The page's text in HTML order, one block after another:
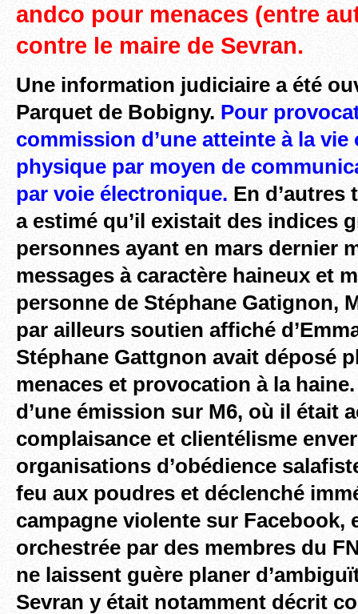
andco pour menaces (entre
contre le maire de Sevran.
Une information judiciaire a été
Parquet de Bobigny. Pour
commission d’une atteinte à la vie
physique par moyen de
par voie électronique. En d’autres
a estimé qu’il existait des indices
personnes ayant en mars dernier
messages à caractère haineux et
personne de Stéphane Gatignon,
par ailleurs soutien affiché
Stéphane Gattgnon avait déposé
menaces et provocation à la
d’une émission sur M6, où il était
complaisance et clientélisme
organisations d’obédience
feu aux poudres et déclenché
campagne violente sur Facebook,
orchestrée par des membres du
ne laissent guère planer
Sevran y était notamment décrit